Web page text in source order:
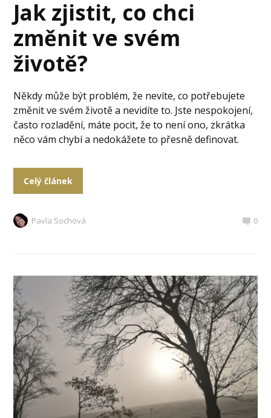
Jak zjistit, co chci
změnit ve svém
životě?
Někdy může být problém, že nevíte, co potřebujete
změnit ve svém životě a nevidíte to. Jste nespokojení,
často rozladění, máte pocit, že to není ono, zkrátka
něco vám chybí a nedokážete to přesně definovat.
Celý článek
Pavla Sochová 0